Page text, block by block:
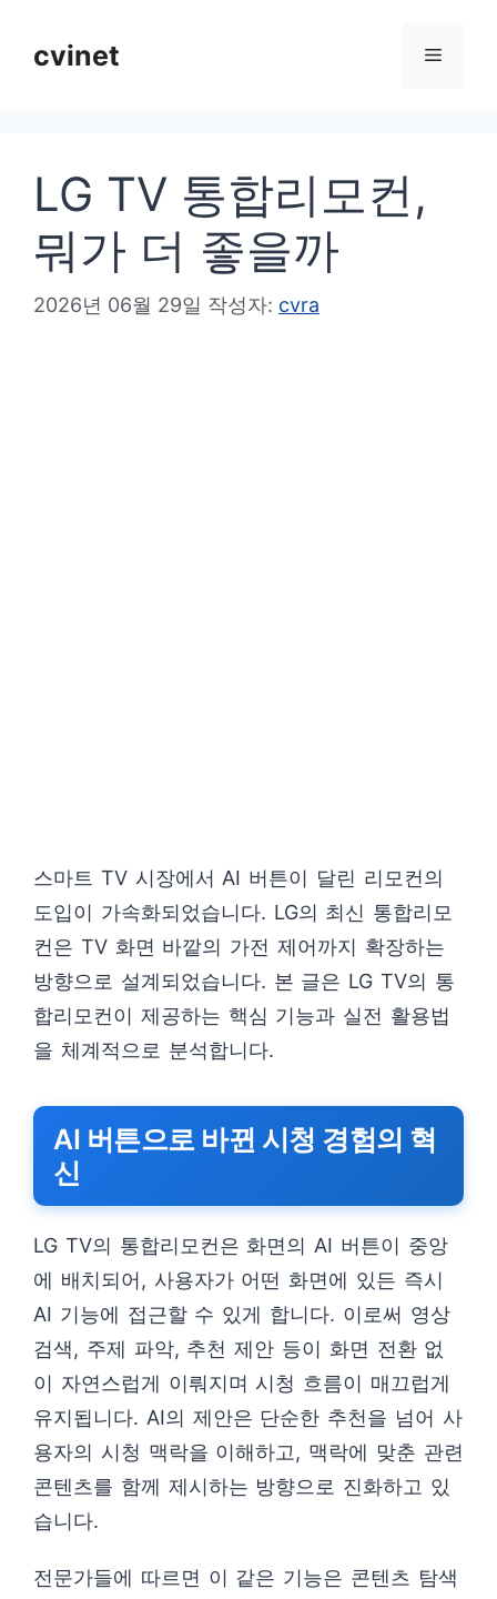
cvinet 메
LG TV 통합리모컨,
뭐가 더 좋을까
2026년 06월 29일 작성자: cvra
스마트 TV 시장에서 AI 버튼이 달린 리모컨의
도입이 가속화되었습니다. LG의 최신 통합리모
컨은 TV 화면 바깥의 가전 제어까지 확장하는
방향으로 설계되었습니다. 본 글은 LG TV의 통
합리모컨이 제공하는 핵심 기능과 실전 활용법
을 체계적으로 분석합니다.
AI 버튼으로 바뀐 시청 경험의 혁
신
LG TV의 통합리모컨은 화면의 AI 버튼이 중앙
에 배치되어, 사용자가 어떤 화면에 있든 즉시
AI 기능에 접근할 수 있게 합니다. 이로써 영상
검색, 주제 파악, 추천 제안 등이 화면 전환 없
이 자연스럽게 이뤄지며 시청 흐름이 매끄럽게
유지됩니다. AI의 제안은 단순한 추천을 넘어 사
용자의 시청 맥락을 이해하고, 맥락에 맞춘 관련
콘텐츠를 함께 제시하는 방향으로 진화하고 있
습니다.
전문가들에 따르면 이 같은 기능은 콘텐츠 탐색